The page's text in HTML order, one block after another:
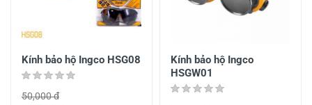
Kính bảo hộ Ingco HSG08
50,000 đ
Kính bảo hộ Ingco
HSGW01